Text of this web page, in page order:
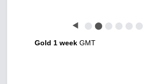
◀ ⬤ ⬤ ⬤ ⬤ ⬤ ⬤
Gold 1 week GMT